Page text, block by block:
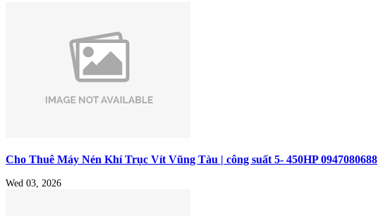
Cho Thuê Máy Nén Khí Trục Vít Vũng Tàu | công suất 5- 450HP 0947080688
Wed 03, 2026